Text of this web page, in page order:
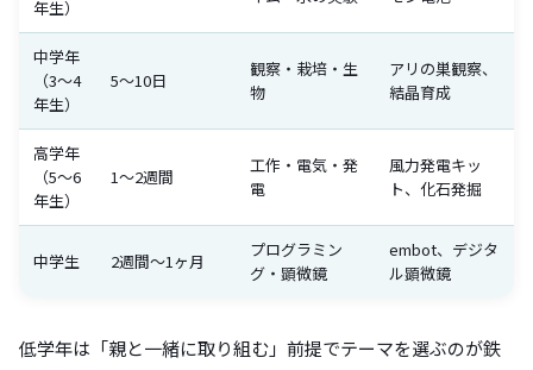
年生）
中学年
（3〜4
年生）
5〜10日
観察・栽培・生
物
アリの巣観察、
結晶育成
高学年
（5〜6
年生）
1〜2週間
工作・電気・発
電
風力発電キッ
ト、化石発掘
中学生 2週間〜1ヶ月
プログラミン
グ・顕微鏡
embot、デジタ
ル顕微鏡
低学年は「親と一緒に取り組む」前提でテーマを選ぶのが鉄